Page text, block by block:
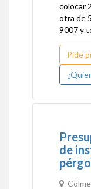
colocar
otra de
9007 y
Pide
de